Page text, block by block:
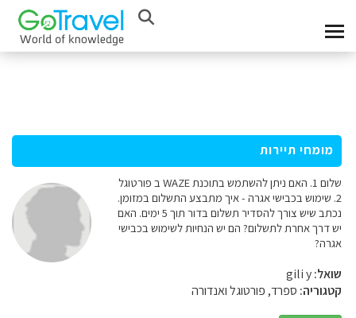
מומחי תיירות
שלום 1. האם ניתן להשתמש בתוכנת WAZE ב פורטוגל
2. שימוש בכבישי אגרה - איך מתבצע התשלום במזומן.
נכתב שיש צורך להסדיר תשלום בדור תוך 5 ימים. האם
יש דרך אחרת לתשלום? הם יש הנחיות לשימוש בכבישי
אגרה?
שואל:
קטגוריה: ספרד, פורטוגל ואנדורה